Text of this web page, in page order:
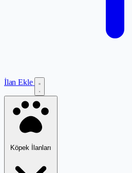
İlan Ekle
Köpek İlanları